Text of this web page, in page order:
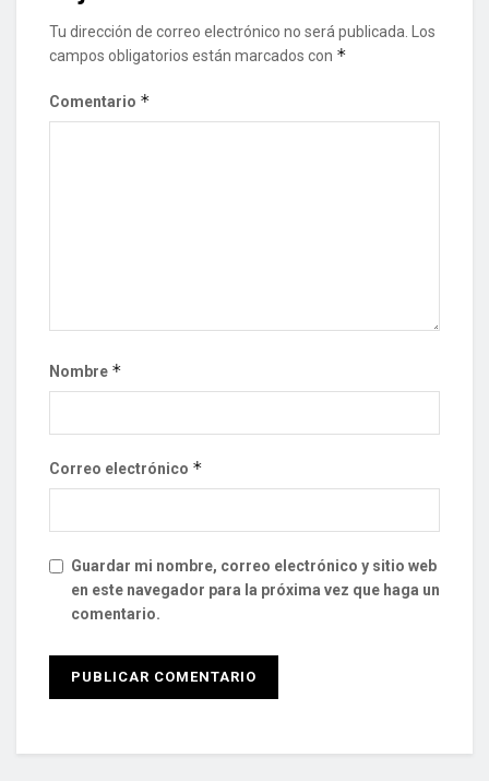
Tu dirección de correo electrónico no será publicada.
Los
campos obligatorios están marcados con *
Comentario *
Nombre *
Correo electrónico *
Guardar mi nombre, correo electrónico y sitio web
en este navegador para la próxima vez que haga un
comentario.